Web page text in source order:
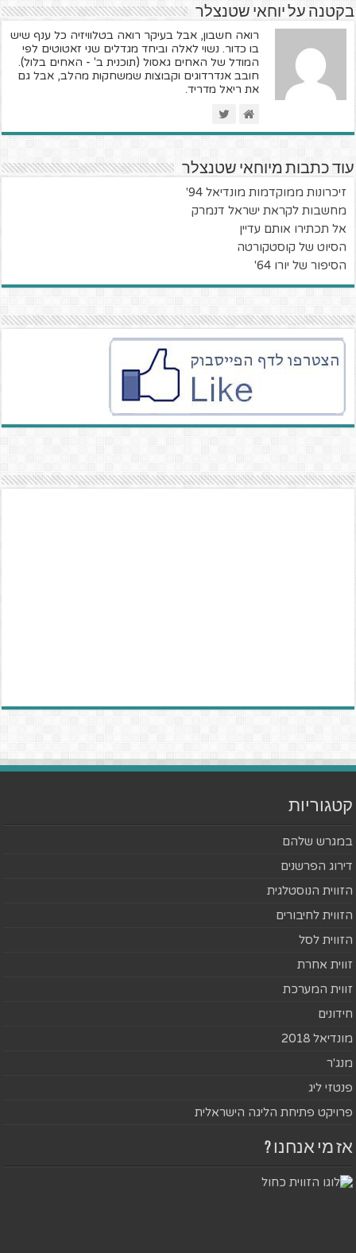
בקטנה על יוחאי שטנצלר
רואה חשבון, אבל בעיקר רואה בטלוויזיה כל ענף שיש
בו כדור. נשוי לאלה וביחד מגדלים שני זאטוטים לפי
המודל של האחים גאסול (תוכנית ב' - האחים בלול).
חובב אנדרדוגים וקבוצות שמשחקות מהלב, אבל גם
את ריאל מדריד.
עוד כתבות מיוחאי שטנצלר
זיכרונות ממוקדמות מונדיאל 94'
מחשבות לקראת ישראל דנמרק
אל תכתירו אותם עדיין
הסיוט של קוסטקורטה
הסיפור של יורו 64'
קטגוריות
במגרש שלהם
דירוג הפרשנים
הזווית הנוסטלגית
הזווית לחיבורים
הזווית לסל
זווית אחרת
זווית המערכת
חידונים
מונדיאל 2018
מנג'ר
פנטזי ליג
פרויקט פתיחת הליגה הישראלית
אז מי אנחנו ?